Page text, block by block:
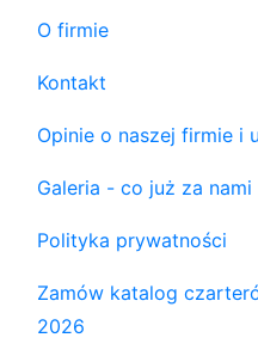
O firmie
Kontakt
Opinie o naszej firmie i
Galeria - co już za nami
Polityka prywatności
Zamów katalog
2026